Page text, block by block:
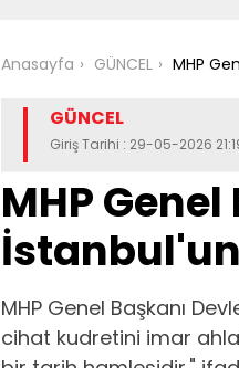
Anasayfa GÜNCEL MHP
GÜNCEL
Giriş Tarihi : 29-05-2026
MHP
MHP Genel Başkanı
cihat kudretini imar